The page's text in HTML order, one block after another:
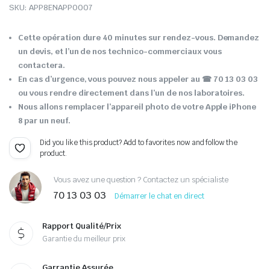
SKU: APP8ENAPP0007
Cette opération dure 40 minutes sur rendez-vous. Demandez
un devis, et l’un de nos technico-commerciaux vous
contactera.
En cas d’urgence, vous pouvez nous appeler au ☎ 70 13 03 03
ou vous rendre directement dans l’un de nos laboratoires.
Nous allons remplacer l’appareil photo de votre Apple iPhone
8 par un neuf.
Did you like this product? Add to favorites now and follow the
product.
Vous avez une question ? Contactez un spécialiste
70 13 03 03 Démarrer le chat en direct
Rapport Qualité/Prix
Garantie du meilleur prix